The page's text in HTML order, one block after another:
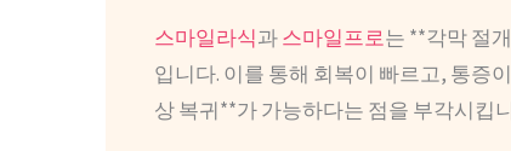
스마일라식과스마일프로는 **각막 절
입니다. 이를 통해 회복이 빠르고, 통증
상 복귀**가 가능하다는 점을 부각시킵